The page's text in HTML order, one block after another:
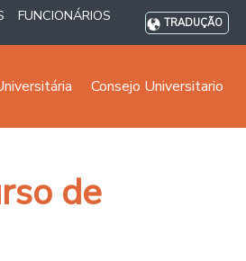
FUNCIONÁRIOS TRADUÇÃO
Consejo Universitario
de